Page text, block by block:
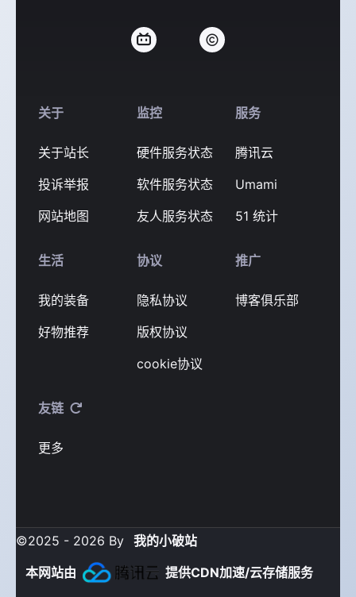
微信
关于
关于站长
投诉举报
网站地图
监控
硬件服务状态
软件服务状态
友人服务状态
服务
腾讯云
Umami
51 统计
生活
我的装备
好物推荐
协议
隐私协议
版权协议
cookie协议
推广
博客俱乐部
友链
更多
©2025 - 2026 By 我的小破站
本网站由
提供CDN加速/云存储服务